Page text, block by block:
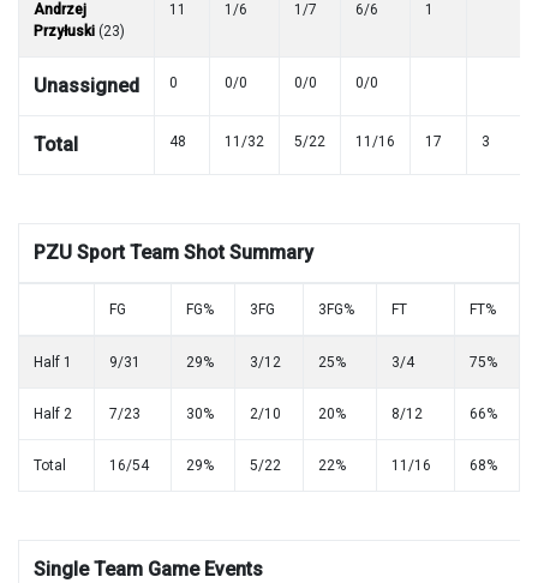
Andrzej
Przyłuski (23)
11 1/6 1/7 6/6 1
Unassigned 0 0/0 0/0 0/0
Total 48 11/32 5/22 11/16 17 3
PZU Sport Team Shot Summary
FG FG% 3FG 3FG% FT FT%
Half 1 9/31 29% 3/12 25% 3/4 75%
Half 2 7/23 30% 2/10 20% 8/12 66%
Total 16/54 29% 5/22 22% 11/16 68%
Single Team Game Events